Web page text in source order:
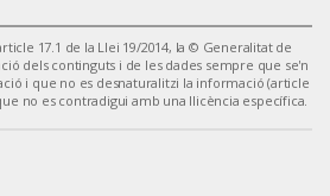
17.1 de la Llei 19/2014, la © Generalitat de
dels continguts i de les dades sempre que se'n
i que no es desnaturalitzi la informació (article
no es contradigui amb una llicència específica.